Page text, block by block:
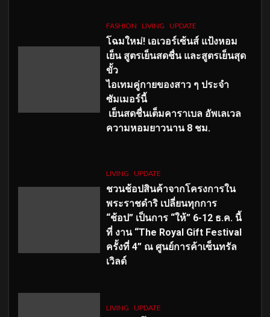
FASHION LIVING UPDATE
โฉมใหม่! เอเวอร์เซ้นส์ แป้งหอม
เย็น สูตรเย็นสดชื่น และสูตรเย็นสุด
ขั้ว
ไอเทมคู่กายของสาว ๆ ประจำ
ซัมเมอร์นี้
เย็นสดชื่นเต็มคาราเบล อัพเลเวล
ความหอมยาวนาน 8 ชม.
LIVING UPDATE
ชวนช้อปสินค้าจากโครงการใน
พระราชดำริ เปลี่ยนทุกการ
“ช้อป” เป็นการ “ให้” 6-12 ธ.ค. นี้
ที่ งาน “The Royal Gift Festival
ครั้งที่ 4” ณ ศูนย์การค้าเซ็นทรัล
เวิลด์
LIVING UPDATE